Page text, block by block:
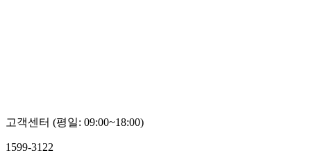
고객센터 (평일: 09:00~18:00)
1599-3122